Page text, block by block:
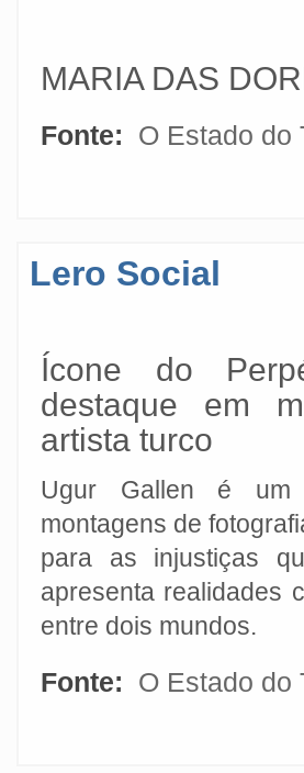
MARIA DAS
Fonte: O Estado do
Lero Social
Ícone do
destaque em
artista turco
Ugur Gallen é
montagens de
para as injustiças
apresenta realidades
entre dois mundos.
Fonte: O Estado do